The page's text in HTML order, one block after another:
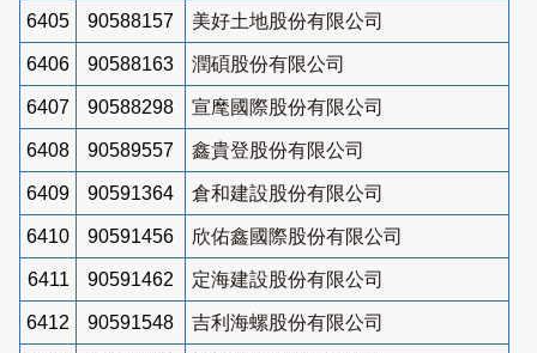
6405 90588157 美好土地股份有限公司
6406 90588163 潤碩股份有限公司
6407 90588298 宣麾國際股份有限公司
6408 90589557 鑫貴登股份有限公司
6409 90591364 倉和建設股份有限公司
6410 90591456 欣佑鑫國際股份有限公司
6411 90591462 定海建設股份有限公司
6412 90591548 吉利海螺股份有限公司